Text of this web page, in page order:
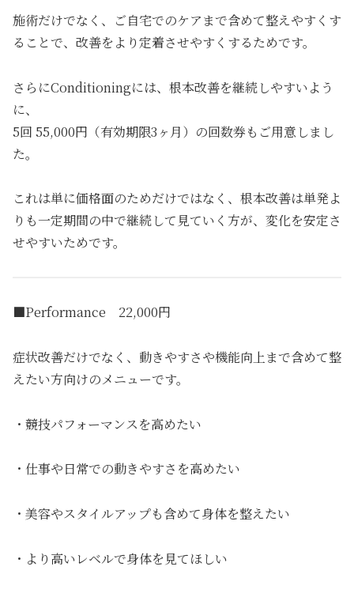
施術だけでなく、ご自宅でのケアまで含めて整えやすくす
ることで、改善をより定着させやすくするためです。
さらにConditioningには、根本改善を継続しやすいよう
に、
5回 55,000円（有効期限3ヶ月）の回数券もご用意しまし
た。
これは単に価格面のためだけではなく、根本改善は単発よ
りも一定期間の中で継続して見ていく方が、変化を安定さ
せやすいためです。
■Performance 22,000円
症状改善だけでなく、動きやすさや機能向上まで含めて整
えたい方向けのメニューです。
・競技パフォーマンスを高めたい
・仕事や日常での動きやすさを高めたい
・美容やスタイルアップも含めて身体を整えたい
・より高いレベルで身体を見てほしい